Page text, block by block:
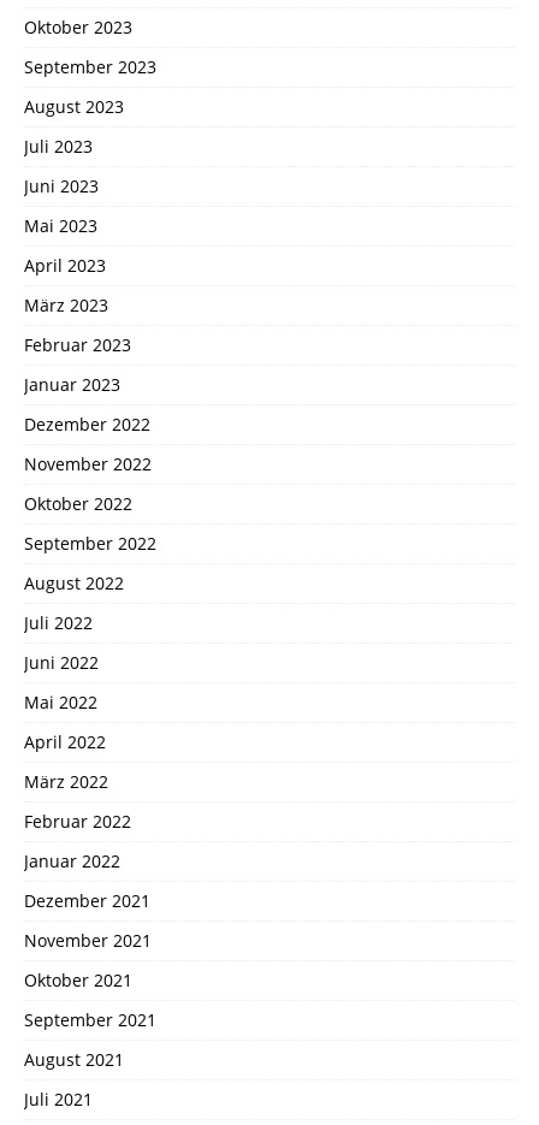
Oktober 2023
September 2023
August 2023
Juli 2023
Juni 2023
Mai 2023
April 2023
März 2023
Februar 2023
Januar 2023
Dezember 2022
November 2022
Oktober 2022
September 2022
August 2022
Juli 2022
Juni 2022
Mai 2022
April 2022
März 2022
Februar 2022
Januar 2022
Dezember 2021
November 2021
Oktober 2021
September 2021
August 2021
Juli 2021